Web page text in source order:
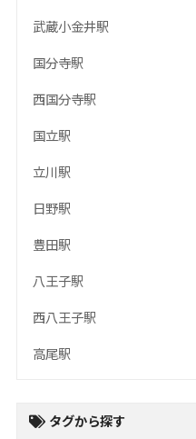
武蔵小金井駅
国分寺駅
西国分寺駅
国立駅
立川駅
日野駅
豊田駅
八王子駅
西八王子駅
高尾駅
タグから探す